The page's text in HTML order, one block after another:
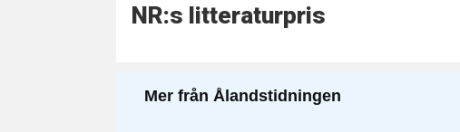
NR:s litteraturpris